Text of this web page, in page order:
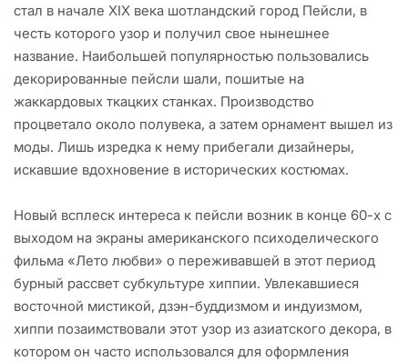
стал в начале XIX века шотландский город Пейсли, в
честь которого узор и получил свое нынешнее
название. Наибольшей популярностью пользовались
декорированные пейсли шали, пошитые на
жаккардовых ткацких станках. Производство
процветало около полувека, а затем орнамент вышел из
моды. Лишь изредка к нему прибегали дизайнеры,
искавшие вдохновение в исторических костюмах.
Новый всплеск интереса к пейсли возник в конце 60-х с
выходом на экраны американского психоделического
фильма «Лето любви» о переживавшей в этот период
бурный рассвет субкультуре хиппии. Увлекавшиеся
восточной мистикой, дзэн-буддизмом и индуизмом,
хиппи позаимствовали этот узор из азиатского декора, в
котором он часто использовался для оформления